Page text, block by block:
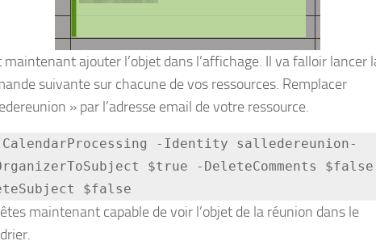
maintenant ajouter l’objet dans l’affichage. Il va falloir lancer
suivante sur chacune de vos ressources. Remplacer
» par l’adresse email de votre ressource.
CalendarProcessing -Identity salledereunion-
$true -DeleteComments
maintenant capable de voir l’objet de la réunion dans le